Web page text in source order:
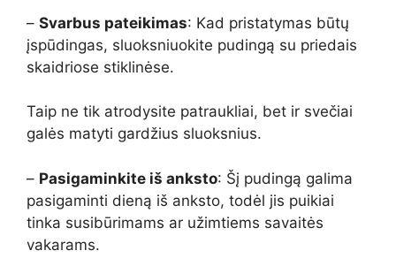
– Svarbus pateikimas: Kad pristatymas būtų
įspūdingas, sluoksniuokite pudingą su priedais
skaidriose stiklinėse.
Taip ne tik atrodysite patraukliai, bet ir svečiai
galės matyti gardžius sluoksnius.
– Pasigaminkite iš anksto: Šį pudingą galima
pasigaminti dieną iš anksto, todėl jis puikiai
tinka susibūrimams ar užimtiems savaitės
vakarams.